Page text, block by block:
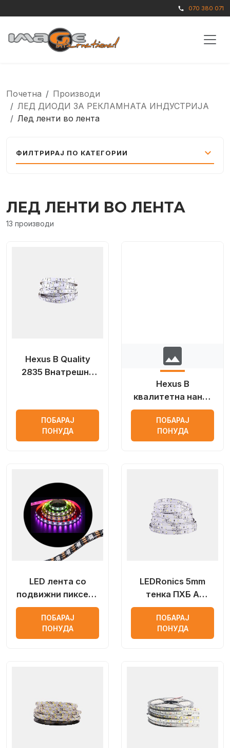
call 070 380 071
Почетна
Производи
ЛЕД ДИОДИ ЗА РЕКЛАМНАТА ИНДУСТРИЈА
Лед ленти во лента
ФИЛТРИРАЈ ПО КАТЕГОРИИ expand_more
ЛЕД ЛЕНТИ ВО ЛЕНТА
13 производи
Hexus B Quality
2835 Внатрешна
ПОБАРАЈ
ПОНУДА
image
Hexus B
квалитетна нано-
хибридна LED
лента за отворено
ПОБАРАЈ
ПОНУДА
LED лента со
подвижни пиксели
LEDRonics
ПОБАРАЈ
ПОНУДА
LEDRonics 5mm
тенка ПХБ А
квалитетна 2835
LED лента за
затворен простор
ПОБАРАЈ
ПОНУДА